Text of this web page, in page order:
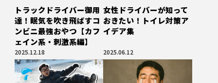
トラックドライバー御用
達！眠気を吹き飛ばすコ
ンビニ最強おやつ【カフ
ェイン系・刺激系編】
女性ドライバーが知って
おきたい！トイレ対策ア
イデア集
2025.12.18 2025.06.12